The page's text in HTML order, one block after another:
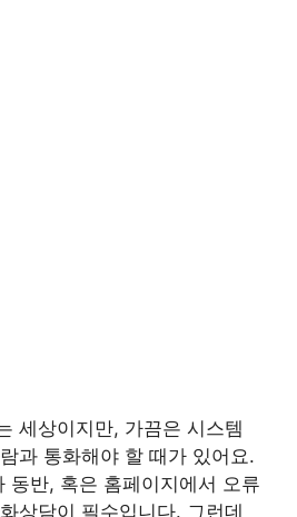
세상이지만, 가끔은 시스템
과 통화해야 할 때가 있어요.
동반, 혹은 홈페이지에서 오류
상담이 필수입니다. 그런데